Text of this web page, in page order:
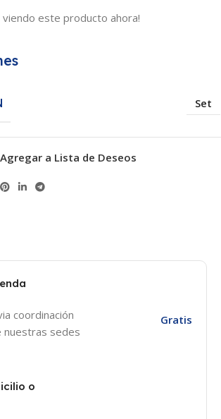
este producto ahora!
Set
Agregar a Lista de Deseos
coordinación
nuestras sedes
Gratis
o